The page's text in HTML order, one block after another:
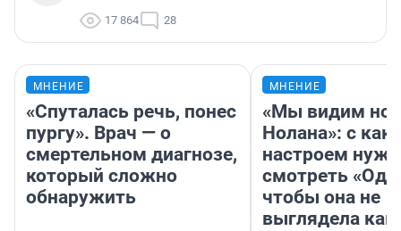
17 864 28
МНЕНИЕ
«Спуталась речь, понес
пургу». Врач — о
смертельном диагнозе,
который сложно
обнаружить
МНЕНИЕ
«Мы видим
Нолана»: с
настроем
смотреть
чтобы она не
выглядела как